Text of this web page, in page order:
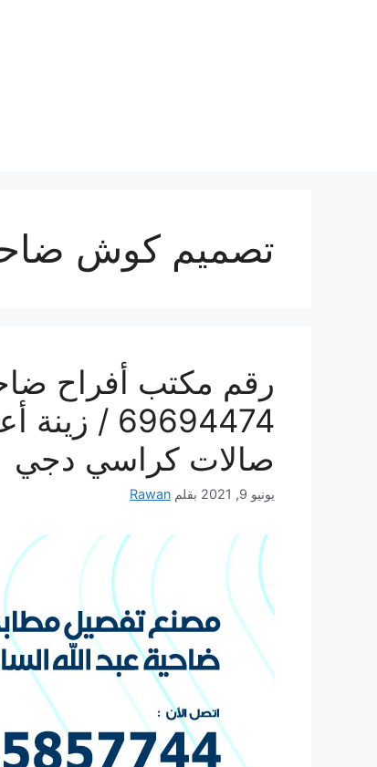
تصميم كوش
رقم مكتب أفراح
صالات كراسي دجي
يونيو 9, 2021 بقلم Rawan